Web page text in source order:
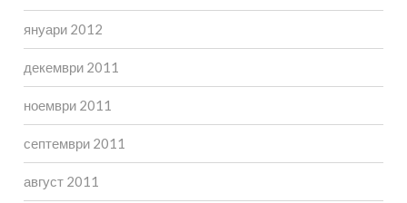
януари 2012
декември 2011
ноември 2011
септември 2011
август 2011